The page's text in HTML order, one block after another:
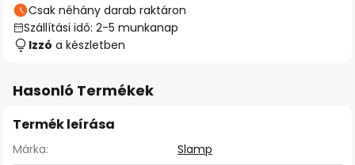
Csak néhány darab raktáron
Szállítási idő: 2-5 munkanap
Izzó a készletben
Hasonló Termékek
Termék leírása
Márka:
Slamp